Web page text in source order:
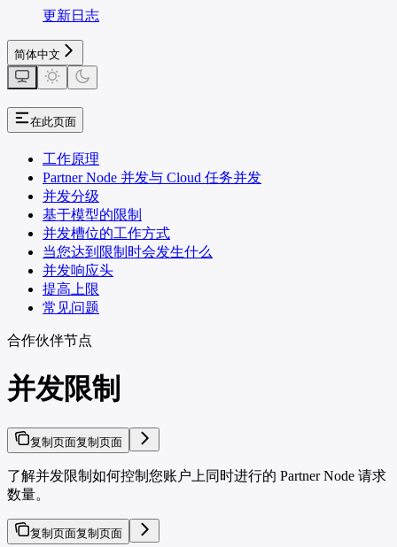
更新日志
简体中文
在此页面
工作原理
Partner Node 并发与 Cloud 任务并发
并发分级
基于模型的限制
并发槽位的工作方式
当您达到限制时会发生什么
并发响应头
提高上限
常见问题
合作伙伴节点
并发限制
复制页面复制页面
了解并发限制如何控制您账户上同时进行的 Partner Node 请求
数量。
复制页面复制页面